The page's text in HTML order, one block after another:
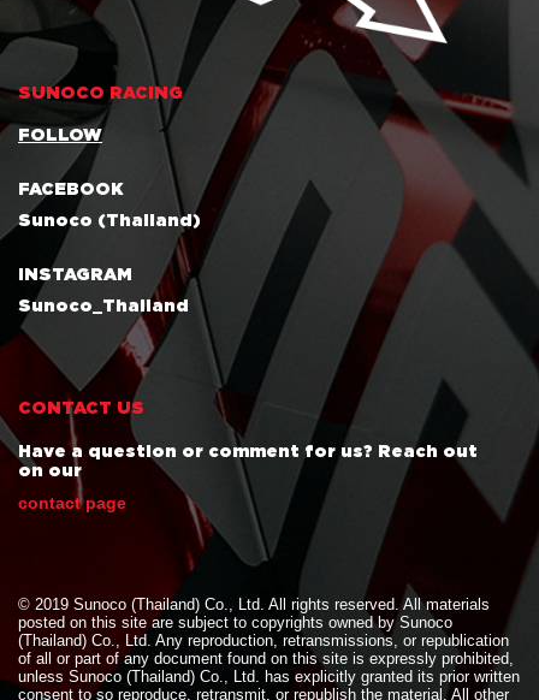
SUNOCO RACING
FOLLOW
FACEBOOK
Sunoco (Thailand)
INSTAGRAM
Sunoco_Thailand
CONTACT US
Have a question or comment for us? Reach out
on our
contact page
© 2019 Sunoco (Thailand) Co., Ltd. All rights reserved. All materials
posted on this site are subject to copyrights owned by Sunoco
(Thailand) Co., Ltd. Any reproduction, retransmissions, or republication
of all or part of any document found on this site is expressly prohibited,
unless Sunoco (Thailand) Co., Ltd. has explicitly granted its prior written
consent to so reproduce, retransmit, or republish the material. All other